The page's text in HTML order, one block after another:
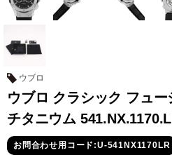
グランド
ウブロ
ウブロ クラシック フュ
チタニウム
お問合わせ用コード:U-541NX1170LR